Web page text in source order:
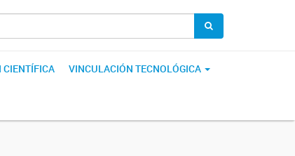
CIENTÍFICA VINCULACIÓN TECNOLÓGICA